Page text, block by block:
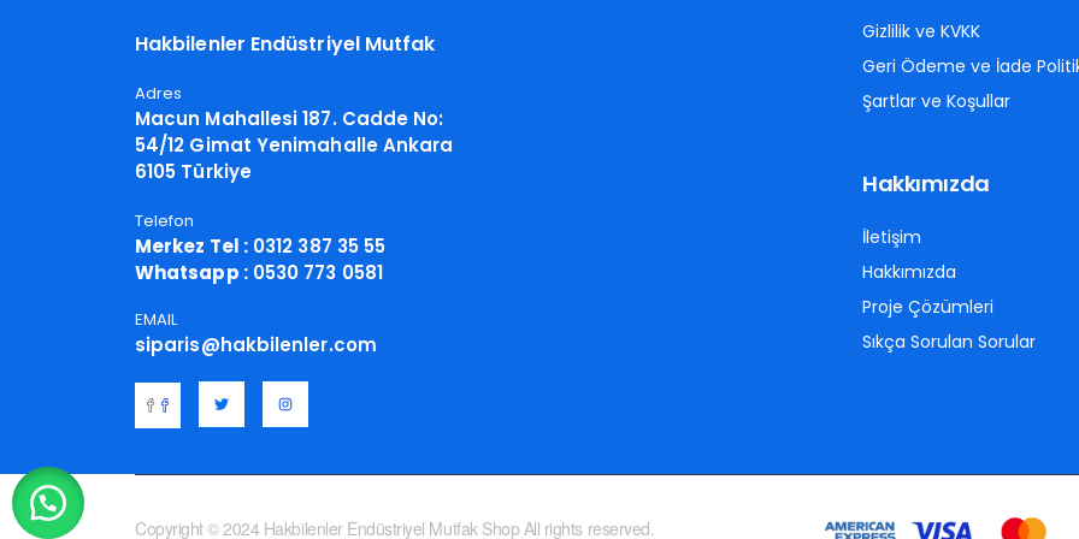
Hakbilenler Endüstriyel Mutfak
Adres
Macun Mahallesi 187. Cadde No:
54/12 Gimat Yenimahalle Ankara
6105 Türkiye
Telefon
Merkez Tel :0312 387 35 55
Whatsapp :0530 773 0581
EMAIL
siparis@hakbilenler.com
Gizlilik ve KVKK
Geri Ödeme ve İade
Şartlar ve Koşullar
Hakkımızda
İletişim
Hakkımızda
Proje Çözümleri
Sıkça Sorulan Sorular
Copyright © 2024 Hakbilenler Endüstriyel Mutfak Shop All rights reserved.